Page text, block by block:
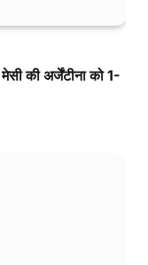
की अर्जेंटीना को 1-